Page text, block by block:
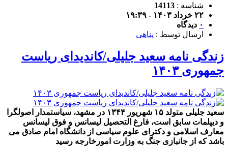
شناسه : 14113
۲۲ خرداد ۱۴۰۳ - ۱۹:۳۹
۰ دیدگاه
ارسال توسط : پناهی
زندگی نامه سعید جلیلی/کاندیدای ریاست
جمهوری ۱۴۰۳
سعید جلیلی متولد ۱۵ شهریور ۱۳۴۴ در مشهد، سیاستمدار اصولگرا
و دیپلمات سابق است، فارغ التحصیل لیسانس و فوق لیسانس
معارف اسلامی و دکترای علوم سیاسی از دانشگاه امام صادق می
باشد که از جانبازی جنگ به وزارت امورخارجه رسید